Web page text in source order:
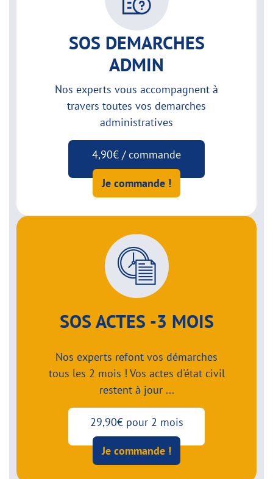
SOS DEMARCHES
ADMIN
Nos experts vous accompagnent à
travers toutes vos demarches
administratives
4,90€ / commande
Je commande !
SOS ACTES -3 MOIS
Nos experts refont vos démarches
tous les 2 mois ! Vos actes d'état civil
restent à jour ...
29,90€ pour 2 mois
Je commande !